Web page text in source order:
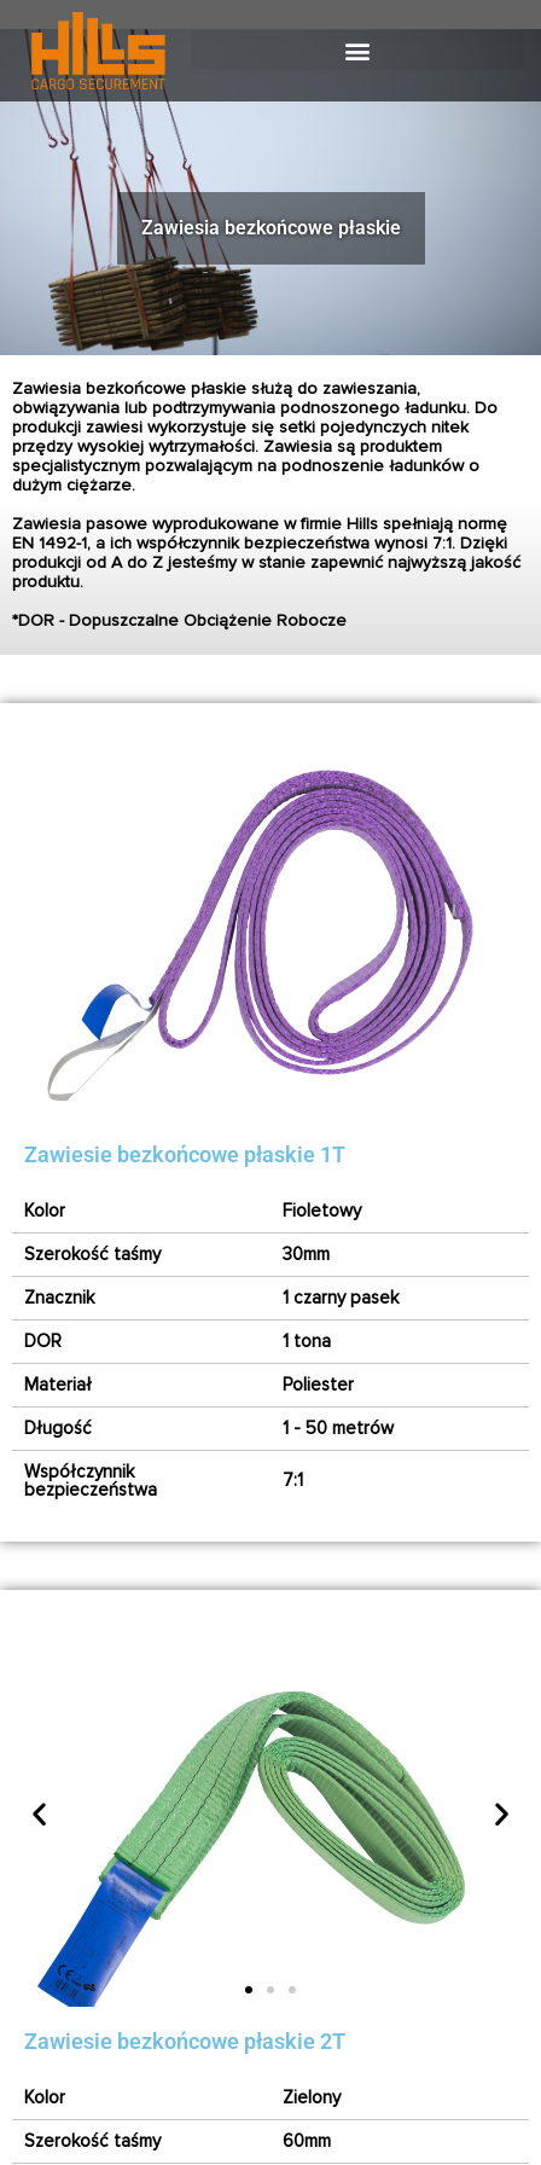
Zawiesia bezkońcowe płaskie
Zawiesia bezkońcowe płaskie służą do zawieszania,
obwiązywania lub podtrzymywania podnoszonego ładunku. Do
produkcji zawiesi wykorzystuje się setki pojedynczych nitek
przędzy wysokiej wytrzymałości. Zawiesia są produktem
specjalistycznym pozwalającym na podnoszenie ładunków o
dużym ciężarze.
Zawiesia pasowe wyprodukowane w firmie Hills spełniają normę
EN 1492-1, a ich współczynnik bezpieczeństwa wynosi 7:1. Dzięki
produkcji od A do Z jesteśmy w stanie zapewnić najwyższą jakość
produktu.
*DOR - Dopuszczalne Obciążenie Robocze
Zawiesie bezkońcowe płaskie 1T
Kolor
Fioletowy
Szerokość taśmy
30mm
Znacznik
1 czarny pasek
DOR
1 tona
Materiał
Poliester
Długość
1 - 50 metrów
Współczynnik
bezpieczeństwa
7:1
Zawiesie bezkońcowe płaskie 2T
Kolor
Zielony
Szerokość taśmy
60mm